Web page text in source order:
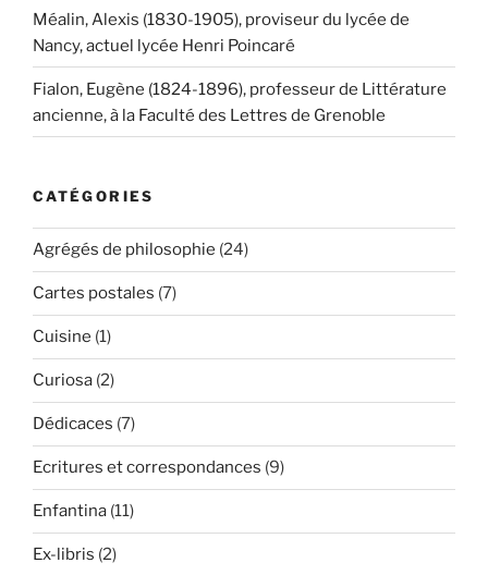
Méalin, Alexis (1830-1905), proviseur du lycée de
Nancy, actuel lycée Henri Poincaré
Fialon, Eugène (1824-1896), professeur de Littérature
ancienne, à la Faculté des Lettres de Grenoble
CATÉGORIES
Agrégés de philosophie (24)
Cartes postales (7)
Cuisine (1)
Curiosa (2)
Dédicaces (7)
Ecritures et correspondances (9)
Enfantina (11)
Ex-libris (2)